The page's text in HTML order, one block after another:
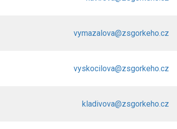
vymazalova@zsgorkeho.cz
vyskocilova@zsgorkeho.cz
kladivova@zsgorkeho.cz